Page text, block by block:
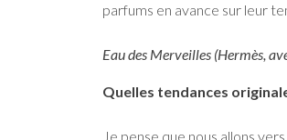
parfums en avance sur leur
Eau des Merveilles (Hermès,
Quelles tendances
Je pense que nous allons